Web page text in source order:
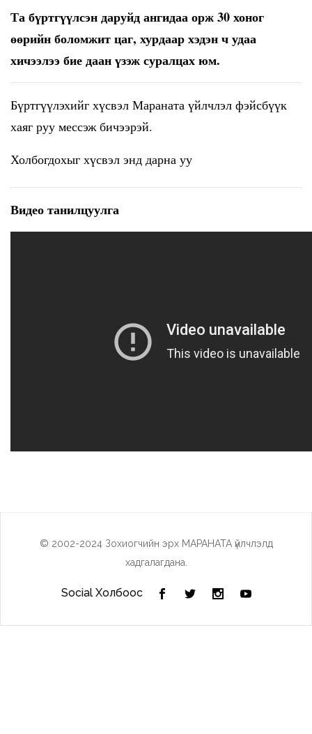
Та бүртгүүлсэн даруйд ангидаа орж 30 хоног
өөрийн боломжит цаг, хурдаар хэдэн ч удаа
хичээлээ бие даан үзэж суралцах юм.
Бүртгүүлэхийг хүсвэл Мараната үйлчлэл фэйсбүүк
хаяг руу мессэж бичээрэй.
Холбогдохыг хүсвэл энд дарна уу
Видео танилцуулга
© 2002-2024 Зохиогчийн эрх МАРАНАТА үйлчлэлд
хадгалагдана.
Social Холбоос